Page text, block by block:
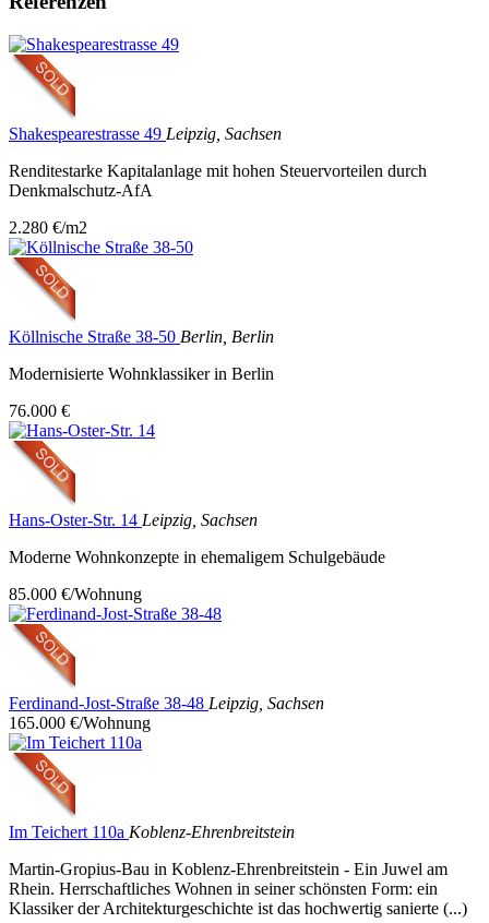
Shakespearestrasse 49 Leipzig, Sachsen
Renditestarke Kapitalanlage mit hohen Steuervorteilen durch
Denkmalschutz-AfA
2.280 €/m2
Köllnische Straße 38-50 Berlin, Berlin
Modernisierte Wohnklassiker in Berlin
76.000 €
Hans-Oster-Str. 14 Leipzig, Sachsen
Moderne Wohnkonzepte in ehemaligem Schulgebäude
85.000 €/Wohnung
Ferdinand-Jost-Straße 38-48 Leipzig, Sachsen
165.000 €/Wohnung
Im Teichert 110a Koblenz-Ehrenbreitstein
Martin-Gropius-Bau in Koblenz-Ehrenbreitstein - Ein Juwel am
Rhein. Herrschaftliches Wohnen in seiner schönsten Form: ein
Klassiker der Architekturgeschichte ist das hochwertig sanierte (...)